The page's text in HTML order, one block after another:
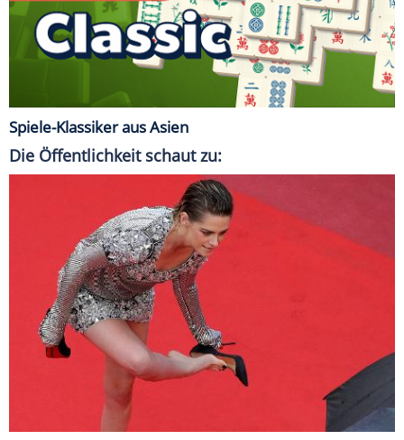
Spiele-Klassiker aus Asien
Die Öffentlichkeit schaut zu: